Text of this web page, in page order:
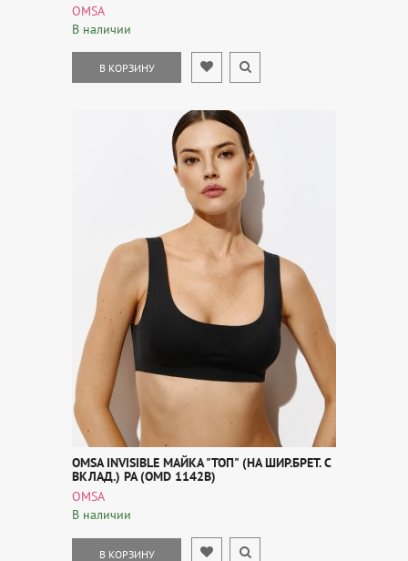
OMSA
В наличии
В КОРЗИНУ
OMSA INVISIBLE МАЙКА "ТОП" (НА ШИР.БРЕТ. С
ВКЛАД.) PA (OMD 1142B)
OMSA
В наличии
В КОРЗИНУ